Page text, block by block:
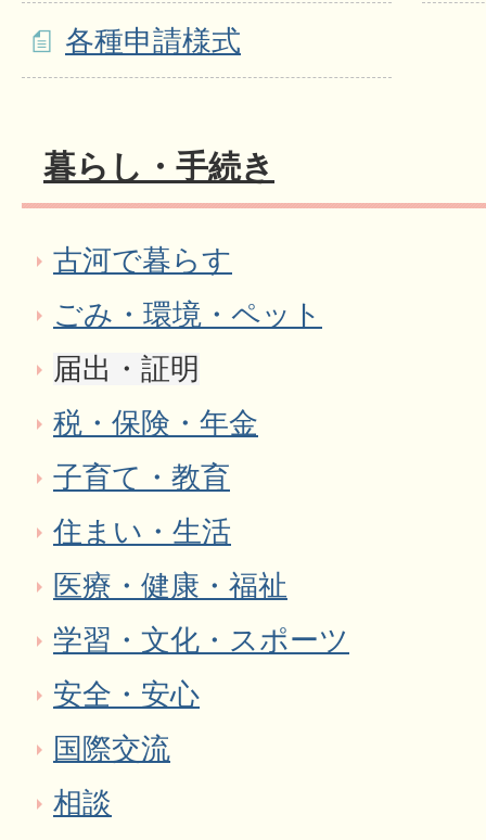
各種申請様式
暮らし・手続き
古河で暮らす
ごみ・環境・ペット
届出・証明
税・保険・年金
子育て・教育
住まい・生活
医療・健康・福祉
学習・文化・スポーツ
安全・安心
国際交流
相談